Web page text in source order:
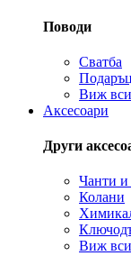
Поводи
Сватба
Виж
Аксесоари
Други
Чанти и
Колани
Виж